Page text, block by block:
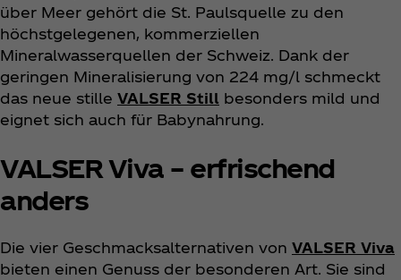
über Meer gehört die St. Paulsquelle zu den
höchstgelegenen, kommerziellen
Mineralwasserquellen der Schweiz. Dank der
geringen Mineralisierung von 224 mg/l schmeckt
das neue stille VALSER Still besonders mild und
eignet sich auch für Babynahrung.
VALSER Viva – erfrischend
anders
Die vier Geschmacksalternativen von VALSER Viva
bieten einen Genuss der besonderen Art. Sie sind